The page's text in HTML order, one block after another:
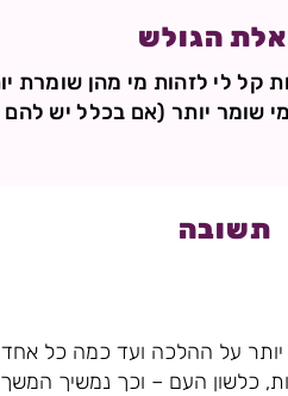
הגולש
לי לזהות מי מהן שומרת
להבחין מי שומר יותר (אם בכלל
תשובה
יותר על ההלכה ועד כמה כל
העם – וכך נמשיך המשך